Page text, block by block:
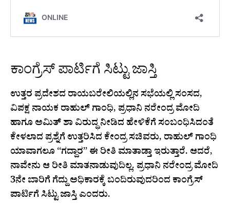
ಕಾಂಗ್ರೆಸ್ ಪಾರ್ಟಿಗೆ ಸಿಟ್ಟು ಜಾಸ್ತಿ
ಉತ್ತರ ಪ್ರದೇಶದ ರಾಯಬರೇಲಿಯಲ್ಲಿನ ಸಭೆಯಲ್ಲಿ ಸಂಸದ,
ವಿಪಕ್ಷ ನಾಯಕ ರಾಹುಲ್ ಗಾಂಧಿ, ಪ್ರಧಾನಿ ನರೇಂದ್ರ ಮೋದಿ
ಹಾಗೂ ಅಮಿತ್ ಶಾ ವಿರುದ್ಧ ನೀಡಿದ ಹೇಳಿಕೆಗೆ ಸಂಬಂಧಿಸಿದಂತೆ
ಕೇಳಲಾದ ಪ್ರಶ್ನೆಗೆ ಉತ್ತರಿಸಿದ ಕೇಂದ್ರ ಸಚಿವರು, ರಾಹುಲ್ ಗಾಂಧಿ
ಯಾವಾಗಲೂ “ಗದ್ದಾರ” ಈ ರೀತಿ ಮಾತಾಡ್ತಾ ಇರುತ್ತಾರೆ. ಆದರೆ,
ನಾವೇನು ಆ ರೀತಿ ಮಾತನಾಡುವುದಿಲ್ಲ. ಪ್ರಧಾನಿ ನರೇಂದ್ರ ಮೋದಿ
3ನೇ ಬಾರಿಗೆ ಗೆದ್ದು ಅಧಿಕಾರಕ್ಕೆ ಬಂದಿರುವುದರಿಂದ ಕಾಂಗ್ರೆಸ್
ಪಾರ್ಟಿಗೆ ಸಿಟ್ಟು ಜಾಸ್ತಿ ಎಂದರು.